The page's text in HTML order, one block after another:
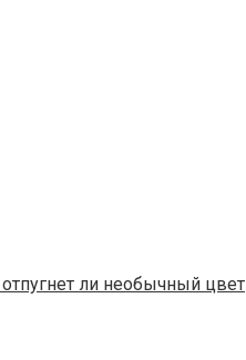
ли необычный цвет